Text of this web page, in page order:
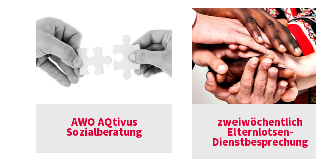
AWO AQtivus
Sozialberatung
zweiwöchentlich
Elternlotsen-
Dienstbesprechung